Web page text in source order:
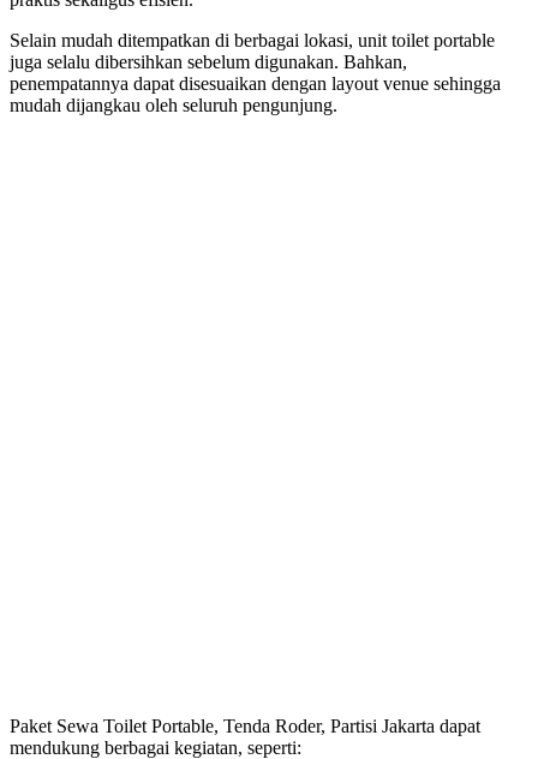
Selain mudah ditempatkan di berbagai lokasi, unit toilet portable
juga selalu dibersihkan sebelum digunakan. Bahkan,
penempatannya dapat disesuaikan dengan layout venue sehingga
mudah dijangkau oleh seluruh pengunjung.
Paket Sewa Toilet Portable, Tenda Roder, Partisi Jakarta dapat
mendukung berbagai kegiatan, seperti: